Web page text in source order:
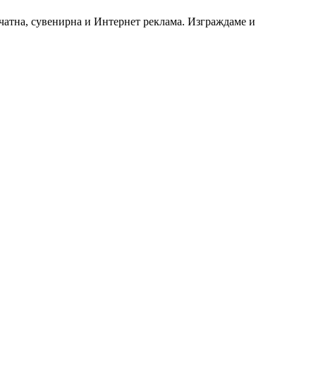
сувенирна и Интернет реклама. Изграждаме и